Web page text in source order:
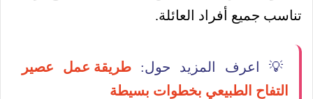
تناسب جميع أفراد العائلة.
💡 اعرف المزيد حول: طريقة عمل عصير
التفاح الطبيعي بخطوات بسيطة